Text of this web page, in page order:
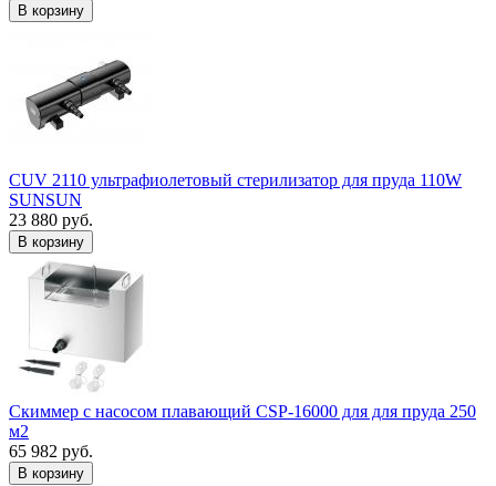
В корзину
CUV 2110 ультрафиолетовый стерилизатор для пруда 110W
SUNSUN
23 880 руб.
В корзину
Скиммер с насосом плавающий CSP-16000 для для пруда 250
м2
65 982 руб.
В корзину